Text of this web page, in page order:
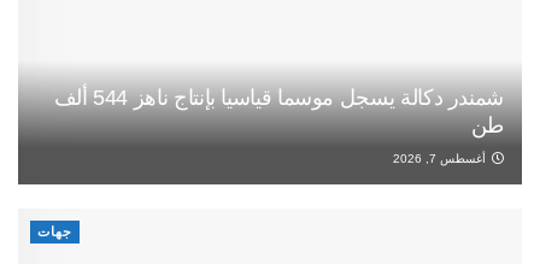
شمندر دكالة يسجل موسما قياسيا بإنتاج ناهز 544 ألف
طن
أغسطس 7, 2026
جهات